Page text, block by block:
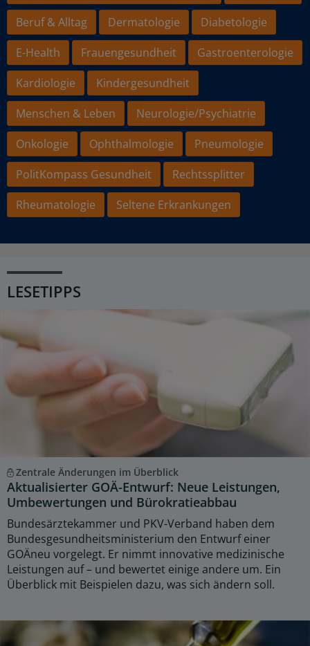
Beruf & Alltag
Dermatologie
Diabetologie
E-Health
Frauengesundheit
Gastroenterologie
Kardiologie
Kindergesundheit
Menschen & Leben
Neurologie/Psychiatrie
Onkologie
Ophthalmologie
Pneumologie
PolitKompass Gesundheit
Rechtssplitter
Rheumatologie
Seltene Erkrankungen
LESETIPPS
Zentrale Änderungen im Überblick
Aktualisierter GOÄ-Entwurf: Neue Leistungen,
Umbewertungen und Bürokratieabbau
Bundesärztekammer und PKV-Verband haben dem
Bundesgesundheitsministerium den Entwurf einer
GOÄneu vorgelegt. Er nimmt innovative medizinische
Leistungen auf – und bewertet einige andere um. Ein
Überblick mit Beispielen dazu, was sich ändern soll.